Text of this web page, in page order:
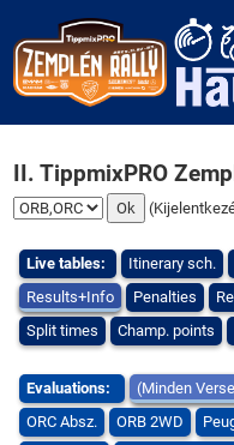
II. TippmixPRO
(
Live tables: Itinerary sch.
Results+Info
Penalties
Split times
Champ. points
Evaluations: (Minden
ORC Absz.
ORB 2WD